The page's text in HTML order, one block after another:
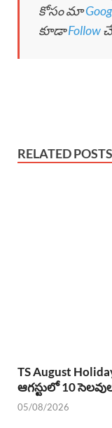
కోసం మా
కూడాFollow
RELATED POSTS
TS August
ఆగస్టులో 10
05/08/2026